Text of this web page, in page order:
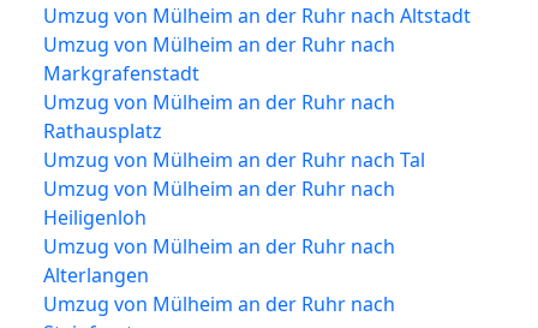
Umzug von Mülheim an der Ruhr nach Altstadt
Umzug von Mülheim an der Ruhr nach
Markgrafenstadt
Umzug von Mülheim an der Ruhr nach
Rathausplatz
Umzug von Mülheim an der Ruhr nach Tal
Umzug von Mülheim an der Ruhr nach
Heiligenloh
Umzug von Mülheim an der Ruhr nach
Alterlangen
Umzug von Mülheim an der Ruhr nach